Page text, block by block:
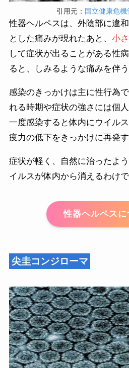
引用元： 国立健康危
性器ヘルペスは、外陰部に違
とした痛みが現れたあと、 小
して症状が出ることがある性
ると、しみるような痛みを伴
感染のきっかけは主に性行為
れる時期や症状の強さには個
一度感染すると体内にウイル
疫力の低下をきっかけに再発
症状が軽く、自然に治ったよ
イルスが体内から消えるわけで
性器ヘルペスに
尖圭コンジローマ